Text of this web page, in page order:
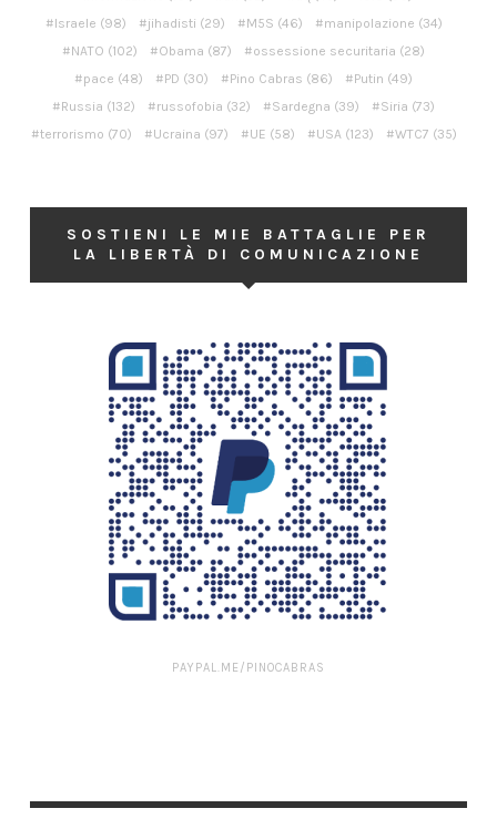
Israele (98) jihadisti (29) M5S (46) manipolazione (34)
NATO (102) Obama (87) ossessione securitaria (28)
pace (48) PD (30) Pino Cabras (86) Putin (49)
Russia (132) russofobia (32) Sardegna (39) Siria (73)
terrorismo (70) Ucraina (97) UE (58) USA(123) WTC7 (35)
SOSTIENI LE MIE BATTAGLIE PER
LA LIBERTÀ DI COMUNICAZIONE
PAYPAL.ME/PINOCABRAS